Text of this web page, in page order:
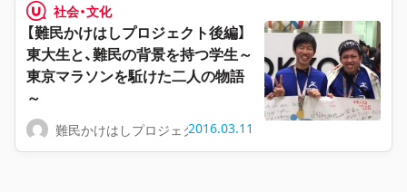
社会・文化
【難民かけはしプロジェクト後編】
東大生と、難民の背景を持つ学生～
東京マラソンを駈けた二人の物語
～
難民かけはしプロジェクト2016.03.11